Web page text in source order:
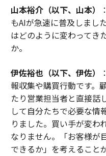
山本裕介（以下、山本）
もAIが急速に普及しまし
はどのように変わってき
か。
伊佐裕也（以下、伊佐）
報収集や購買行動です。
たり営業担当者と直接話
して自分たちで必要な情
りました。買い手が変わ
なりません。「お客様が
できるか」を考えること